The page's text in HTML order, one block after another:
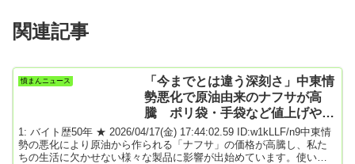
関連記事
憤まんニュース
「今までとは違う深刻さ」中東情
勢悪化で原油由来のナフサが高
騰 ポリ袋・手袋など値上げや出
荷制限も
1: バイト歴50年 ★ 2026/04/17(金) 17:44:02.59 ID:w1kLLF/n9中東情
勢の悪化により原油から作られる「ナフサ」の価格が高騰し、私た
ちの生活に欠かせない様々な製品に影響が出始めています。使い捨